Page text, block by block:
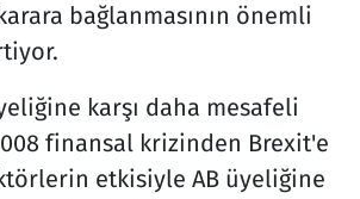
bağlanmasının önemli
karşı daha mesafeli
finansal krizinden Brexit'e
etkisiyle AB üyeliğine